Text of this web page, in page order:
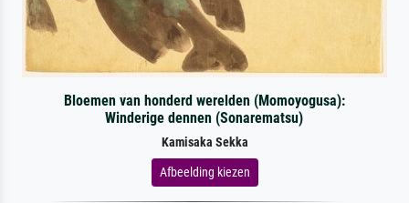
Bloemen van honderd werelden (Momoyogusa):
Winderige dennen (Sonarematsu)
Kamisaka Sekka
Afbeelding kiezen